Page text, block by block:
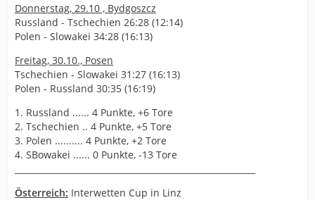
Donnerstag, 29.10 , Bydgoszcz
Russland - Tschechien 26:28 (12:14)
Polen - Slowakei 34:28 (16:13)
Freitag, 30.10., Posen
Tschechien - Slowakei 31:27 (16:13)
Polen - Russland 30:35 (16:19)
1. Russland ...... 4 Punkte, +6 Tore
2. Tschechien .. 4 Punkte, +5 Tore
3. Polen .......... 4 Punkte, +2 Tore
4. SBowakei ...... 0 Punkte, -13 Tore
Österreich: Interwetten Cup in Linz